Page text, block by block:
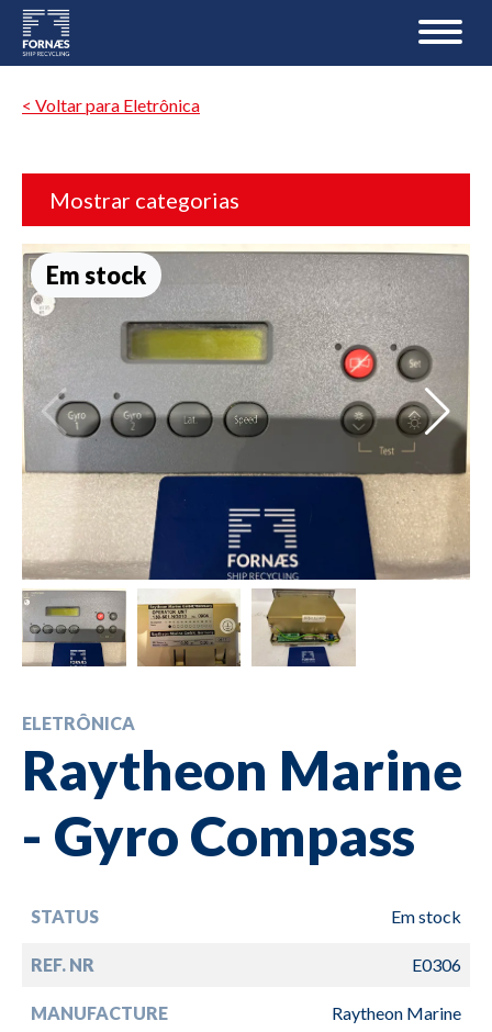
< Voltar para Eletrônica
Mostrar categorias
Em stock
ELETRÔNICA
Raytheon Marine
- Gyro Compass
STATUS Em stock
REF. NR E0306
MANUFACTURE Raytheon Marine